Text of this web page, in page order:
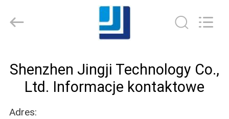
DOMU
PRODUKTY
Shenzhen Jingji Technology Co.,
Ltd. Informacje kontaktowe
Adres: